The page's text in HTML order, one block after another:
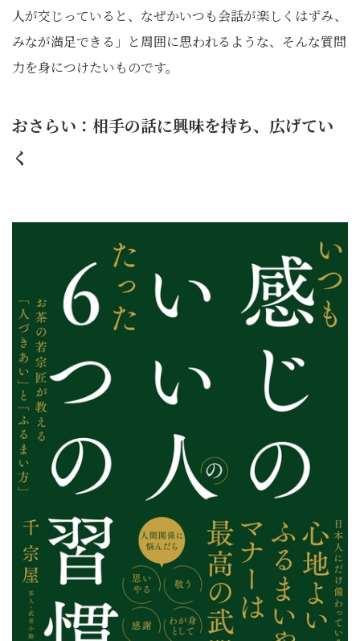
人が交じっていると、なぜかいつも会話が楽しくはずみ、
みなが満足できる」と周囲に思われるような、そんな質問
力を身につけたいものです。
おさらい：相手の話に興味を持ち、広げてい
く